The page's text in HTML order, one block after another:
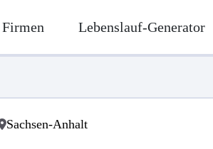
Firmen Lebenslauf-Generator